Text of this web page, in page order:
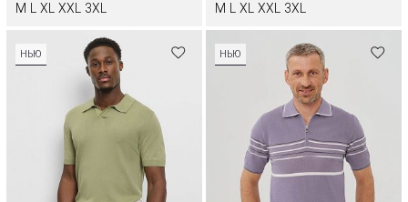
M L XL XXL 3XL M L XL XXL 3XL
НЬЮ НЬЮ